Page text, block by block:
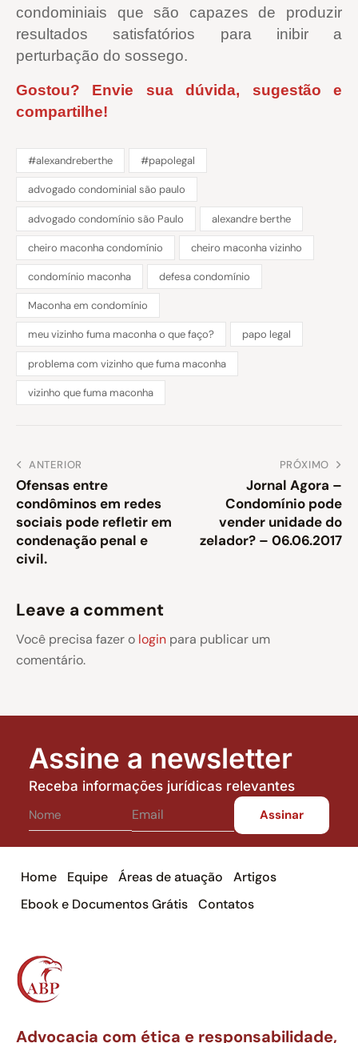
condominiais que são capazes de produzir
resultados satisfatórios para inibir a
perturbação do sossego.
Gostou? Envie sua dúvida, sugestão e
compartilhe!
#alexandreberthe #papolegal
advogado condominial são paulo
advogado condomínio são Paulo alexandre berthe
cheiro maconha condomínio cheiro maconha vizinho
condomínio maconha defesa condomínio
Maconha em condomínio
meu vizinho fuma maconha o que faço? papo legal
problema com vizinho que fuma maconha
vizinho que fuma maconha
ANTERIOR
Ofensas entre
condôminos em redes
sociais pode refletir em
condenação penal e
civil.
PRÓXIMO
Jornal Agora –
Condomínio pode
vender unidade do
zelador? – 06.06.2017
Leave a comment
Você precisa fazer o login para publicar um
comentário.
Assine a newsletter
Receba informações jurídicas relevantes
Home Equipe Áreas de atuação
Artigos
Ebook e Documentos Grátis
Contatos
Advocacia com ética e responsabilidade,